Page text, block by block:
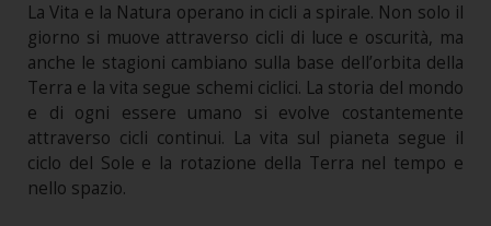
La Vita e la Natura operano in cicli a spirale. Non solo il
giorno si muove attraverso cicli di luce e oscurità, ma
anche le stagioni cambiano sulla base dell’orbita della
Terra e la vita segue schemi ciclici. La storia del mondo
e di ogni essere umano si evolve costantemente
attraverso cicli continui. La vita sul pianeta segue il
ciclo del Sole e la rotazione della Terra nel tempo e
nello spazio.